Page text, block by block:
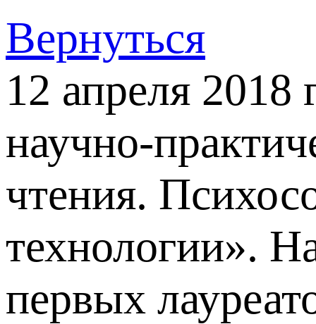
Вернуться
12 апреля 2018
научно-
чтения.
технологии».
первых